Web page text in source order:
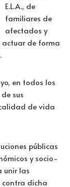
E.L.A., de
familiares de
afectados y
de forma
en todos los
sus
de vida
públicas
y socio-
unir las
dicha